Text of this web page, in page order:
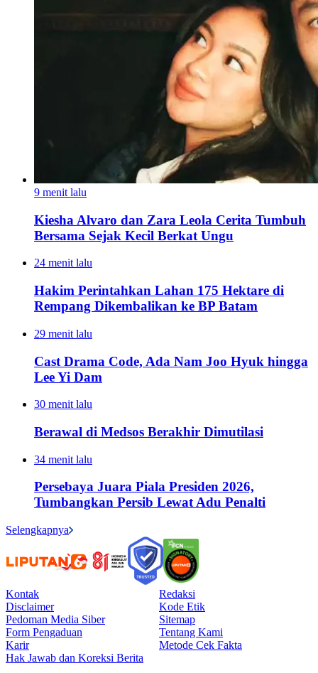
9 menit lalu
Kiesha Alvaro dan Zara Leola Cerita Tumbuh
Bersama Sejak Kecil Berkat Ungu
24 menit lalu
Hakim Perintahkan Lahan 175 Hektare di
Rempang Dikembalikan ke BP Batam
29 menit lalu
Cast Drama Code, Ada Nam Joo Hyuk hingga
Lee Yi Dam
30 menit lalu
Berawal di Medsos Berakhir Dimutilasi
34 menit lalu
Persebaya Juara Piala Presiden 2026,
Tumbangkan Persib Lewat Adu Penalti
Selengkapnya
Kontak
Redaksi
Disclaimer
Kode Etik
Pedoman Media Siber
Sitemap
Form Pengaduan
Tentang Kami
Karir
Metode Cek Fakta
Hak Jawab dan Koreksi Berita